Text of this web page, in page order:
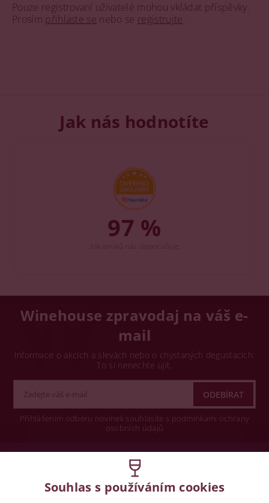
Pouze registrovaní uživatelé mohou vkládat příspěvky.
Prosím přihlaste se nebo se registrujte
Jak nás hodnotíte
97 %
Winehouse zpravodaj na váš e-
mail
Informace o akcích a slevách nebo o chystaných degustacích.
To si nenechte ujít.
Přihlášením odběru novinek souhlasíte s podmínkami ochrany
osobních údajů
LegislativaSouhlas s používáním cookies